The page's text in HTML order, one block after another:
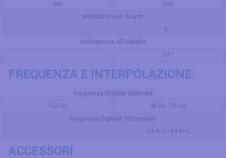
Yes
Yes
Inclinazione in Avanti
5 °
Inclinazione all'indietro
23 °
FREQUENZA E INTERPOLAZIONE
Frequenza Digitale Verticale
120 Hz
48 Hz - 75 Hz
Frequenza Digitale Orizzontale
24 kHz - 84 kHz
ACCESSORI